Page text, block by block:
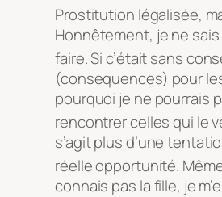
Prostitution légalisée,
Honnêtement, je ne
faire. Si c’était sans
(consequences) pour
pourquoi je ne pourrais
rencontrer celles qui le
s’agit plus d’une
réelle opportunité.
connais pas la fille, je